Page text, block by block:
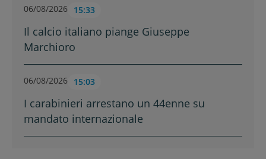
06/08/2026 15:33
Il calcio italiano piange Giuseppe
Marchioro
06/08/2026 15:03
I carabinieri arrestano un 44enne su
mandato internazionale